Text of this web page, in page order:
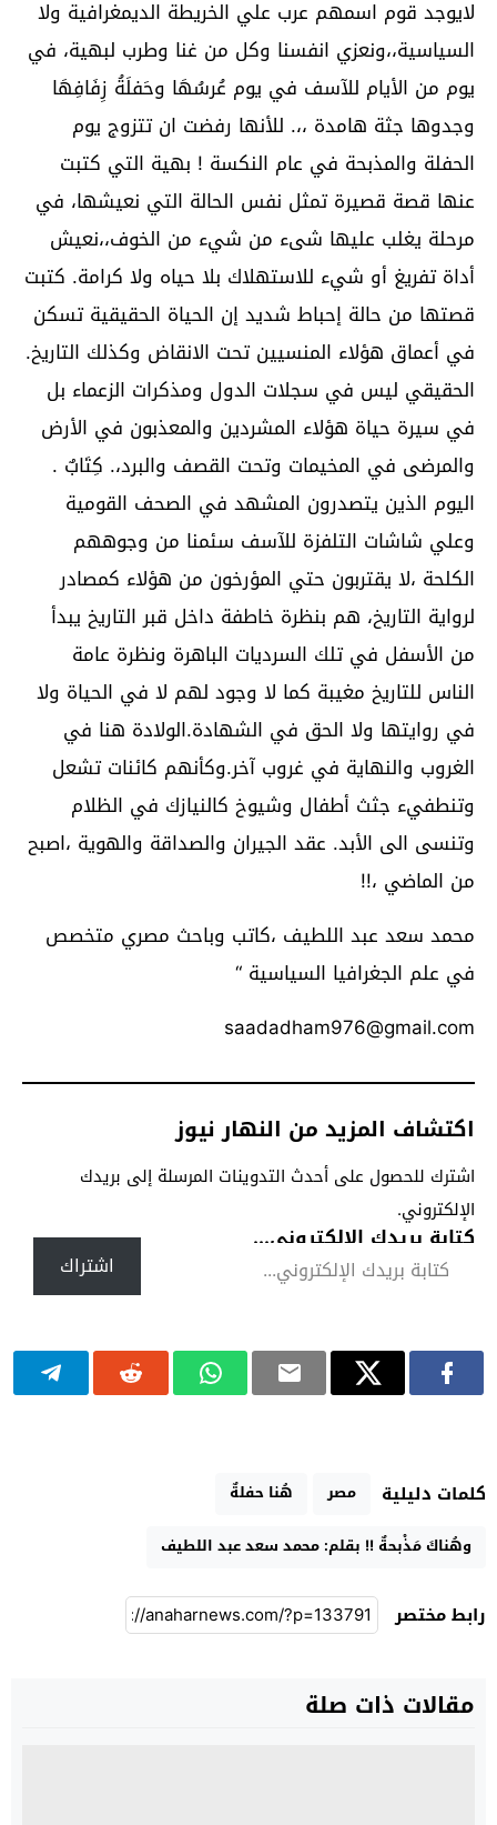
لايوجد قوم اسمهم عرب علي الخريطة الديمغرافية ولا
السياسية،،ونعزي انفسنا وكل من غنا وطرب لبهية، في
يوم من الأيام للآسف في يوم عُرسُهَا وحَفلَةُ زِفَافِهَا
وجدوها جثة هامدة ،،. للأنها رفضت ان تتزوج يوم
الحفلة والمذبحة في عام النكسة ! بهية التي كتبت
عنها قصة قصيرة تمثل نفس الحالة التي نعيشها، في
مرحلة يغلب عليها شىء من شيء من الخوف،،نعيش
أداة تفريغ أو شيء للاستهلاك بلا حياه ولا كرامة. كتبت
قصتها من حالة إحباط شديد إن الحياة الحقيقية تسكن
في أعماق هؤلاء المنسيين تحت الانقاض وكذلك التاريخ.
الحقيقي ليس في سجلات الدول ومذكرات الزعماء بل
في سيرة حياة هؤلاء المشردين والمعذبون في الأرض
والمرضى في المخيمات وتحت القصف والبرد،. كِتَابٌ .
اليوم الذين يتصدرون المشهد في الصحف القومية
وعلي شاشات التلفزة للآسف سئمنا من وجوههم
الكلحة ،لا يقتربون حتي المؤرخون من هؤلاء كمصادر
لرواية التاريخ، هم بنظرة خاطفة داخل قبر التاريخ يبدأ
من الأسفل في تلك السرديات الباهرة ونظرة عامة
الناس للتاريخ مغيبة كما لا وجود لهم لا في الحياة ولا
في روايتها ولا الحق في الشهادة.الولادة هنا في
الغروب والنهاية في غروب آخر.وكأنهم كائنات تشعل
وتنطفيء جثث أطفال وشيوخ كالنيازك في الظلام
وتنسى الى الأبد. عقد الجيران والصداقة والهوية ،اصبح
من الماضي ،!!
محمد سعد عبد اللطيف ،كاتب وباحث مصري متخصص
في علم الجغرافيا السياسية “
saadadham976@gmail.com
اكتشاف المزيد من النهار نيوز
اشترك للحصول على أحدث التدوينات المرسلة إلى بريدك
الإلكتروني.
كتابة بريدك الإلكتروني...
اشتراك
كلمات دليلية مصر
هُنا حفلةٌ
وهُناكَ مَذْبحةٌ !! بقلم: محمد سعد عبد اللطيف
رابط مختصر
مقالات ذات صلة